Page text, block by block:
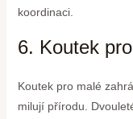
koordinaci.
6. Koutek
Koutek pro malé
milují přírodu.